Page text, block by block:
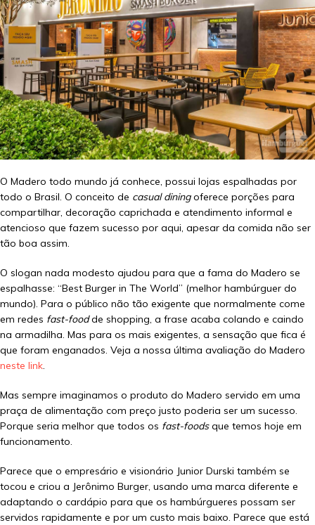
O Madero todo mundo já conhece, possui lojas espalhadas por
todo o Brasil. O conceito de casual diningoferece porções para
compartilhar, decoração caprichada e atendimento informal e
atencioso que fazem sucesso por aqui, apesar da comida não ser
tão boa assim.
O slogan nada modesto ajudou para que a fama do Madero se
espalhasse: “Best Burger in The World” (melhor hambúrguer do
mundo). Para o público não tão exigente que normalmente come
em redes fast-foodde shopping, a frase acaba colando e caindo
na armadilha. Mas para os mais exigentes, a sensação que fica é
que foram enganados. Veja a nossa última avaliação do Madero
neste link.
Mas sempre imaginamos o produto do Madero servido em uma
praça de alimentação com preço justo poderia ser um sucesso.
Porque seria melhor que todos os fast-foodsque temos hoje em
funcionamento.
Parece que o empresário e visionário Junior Durski também se
tocou e criou a Jerônimo Burger, usando uma marca diferente e
adaptando o cardápio para que os hambúrgueres possam ser
servidos rapidamente e por um custo mais baixo. Parece que está